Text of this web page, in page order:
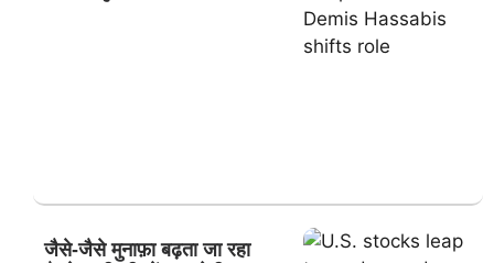
जैसे-जैसे मुनाफ़ा बढ़ता जा रहा